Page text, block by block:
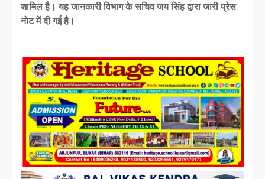
शामिल है। यह जानकारी विभाग के सचिव जय सिंह द्वारा जारी प्रेस
नोट में दी गई है।